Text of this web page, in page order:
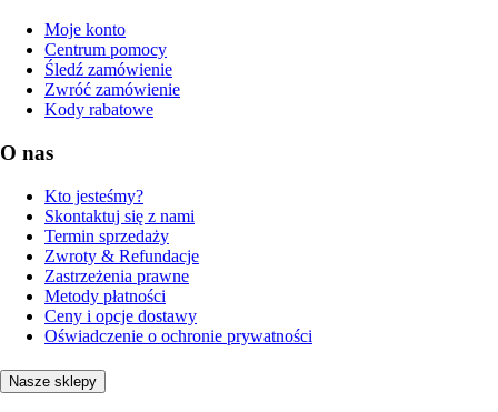
Moje konto
Centrum pomocy
Śledź zamówienie
Zwróć zamówienie
Kody rabatowe
O nas
Kto jesteśmy?
Skontaktuj się z nami
Termin sprzedaży
Zwroty & Refundacje
Zastrzeżenia prawne
Metody płatności
Ceny i opcje dostawy
Oświadczenie o ochronie prywatności
Nasze sklepy